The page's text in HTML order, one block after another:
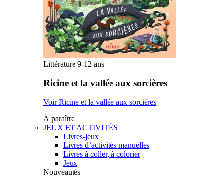
Littérature 9-12 ans
Ricine et la vallée aux sorcières
Voir Ricine et la vallée aux sorcières
À paraître
JEUX ET ACTIVITÉS
Livres-jeux
Livres d’activités manuelles
Livres à coller, à colorier
Jeux
Nouveautés